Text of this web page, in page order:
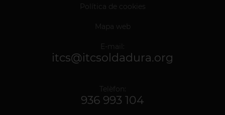
Política de cookies
Mapa web
E-mail:
itcs@itcsoldadura.org
Telèfon:
936 993 104